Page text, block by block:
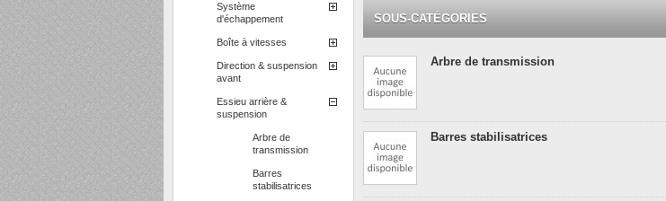
Système
d'échappement
Boîte à vitesses
Direction & suspension
avant
Essieu arrière &
suspension
Arbre de
transmission
Barres
stabilisatrices
SOUS-CATÉGORIES
Arbre de transmission
Barres stabilisatrices